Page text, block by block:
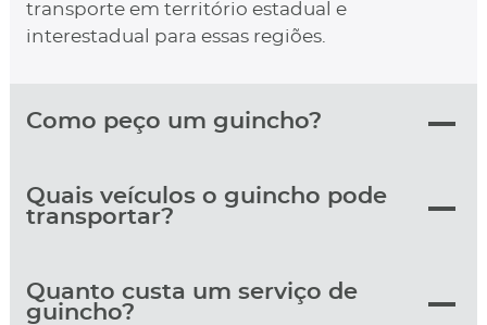
transporte em território estadual e
interestadual para essas regiões.
Como peço um guincho?
Quais veículos o guincho pode
transportar?
Quanto custa um serviço de
guincho?